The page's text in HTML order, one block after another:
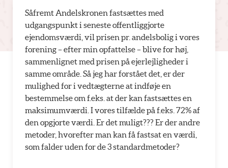
Såfremt Andelskronen fastsættes med
udgangspunkt i seneste offentliggjorte
ejendomsværdi, vil prisen pr. andelsbolig i vores
forening – efter min opfattelse – blive for høj,
sammenlignet med prisen på ejerlejligheder i
samme område. Så jeg har forstået det, er der
mulighed for i vedtægterne at indføje en
bestemmelse om f.eks. at der kan fastsættes en
maksimumværdi. I vores tilfælde på f.eks. 72% af
den opgjorte værdi. Er det muligt??? Er der andre
metoder, hvorefter man kan få fastsat en værdi,
som falder uden for de 3 standardmetoder?